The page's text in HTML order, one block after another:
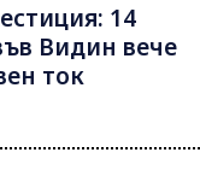
14
Видин вече
ток